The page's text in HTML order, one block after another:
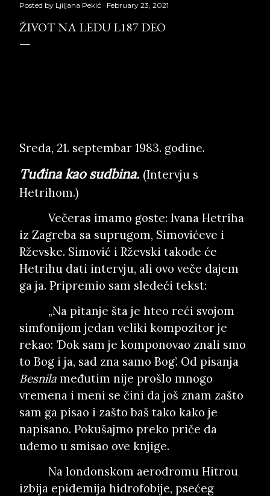
Posted by Ljiljana Pekić February 23, 2021
ŽIVOT NA LEDU L187 DEO
Sreda, 21. septembar 1983. godine.
Tuđina kao sudbina. (Intervju s
Hetrihom.)
Večeras imamo goste: Ivana Hetriha
iz Zagreba sa suprugom, Simovićeve i
Rževske. Simović i Rževski takođe će
Hetrihu dati intervju, ali ovo veče dajem
ga ja. Pripremio sam sledeći tekst:
„Na pitanje šta je hteo reći svojom
simfonijom jedan veliki kompozitor je
rekao: ’Dok sam je komponovao znali smo
to Bog i ja, sad zna samo Bog’. Od pisanja
Besnila međutim nije prošlo mnogo
vremena i meni se čini da još znam zašto
sam ga pisao i zašto baš tako kako je
napisano. Pokušajmo preko priče da
uđemo u smisao ove knjige.
Na londonskom aerodromu Hitrou
izbija epidemija hidrofobije, psećeg